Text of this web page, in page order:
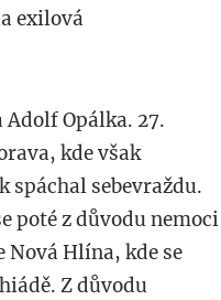
exilová
Opálka. 27.
kde však
spáchal sebevraždu.
poté z důvodu nemoci
Nová Hlína, kde se
Z důvodu